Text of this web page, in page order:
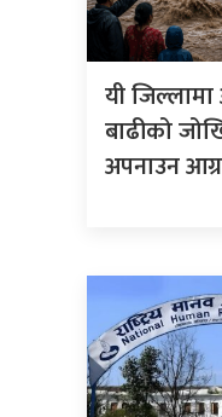
यी
बाढीको
अपनाउन